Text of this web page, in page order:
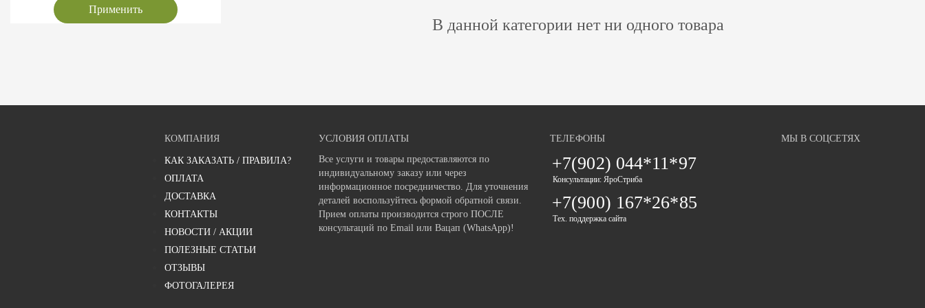
Применить
В данной категории нет ни одного товара
КОМПАНИЯ
КАК ЗАКАЗАТЬ / ПРАВИЛА?
ОПЛАТА
ДОСТАВКА
КОНТАКТЫ
НОВОСТИ / АКЦИИ
ПОЛЕЗНЫЕ СТАТЬИ
ОТЗЫВЫ
ФОТОГАЛЕРЕЯ
УСЛОВИЯ ОПЛАТЫ
Все услуги и товары предоставляются по
индивидуальному заказу или через
информационное посредничество. Для уточнения
деталей воспользуйтесь формой обратной связи.
Прием оплаты производится строго ПОСЛЕ
консультаций по Email или Вацап (WhatsApp)!
ТЕЛЕФОНЫ
+7(902) 044*11*97
Консультации: ЯроСтриба
+7(900) 167*26*85
Тех. поддержка сайта
МЫ В СОЦСЕТЯХ